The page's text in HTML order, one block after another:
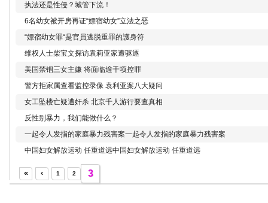
执法还是性侵？城管下流！
6名幼女被开房再证“嫖宿幼女”立法之恶
“嫖宿幼女罪“是官員逃脱重罪的護身符
维权人士柴宝文探访袁莉亚家遭驱逐
美国禁锢三女主嫌 将面临逾千项控罪
警方拒家属查看监控录像 袁利亚案八大疑问
女工坠楼亡疑遭奸杀 北京千人游行要查真相
反性别暴力，我们能做什么？
一起令人发指的家庭暴力残害案一起令人发指的家庭暴力残害案
中国妇女解放运动 任重道远中国妇女解放运动 任重道远
« ‹ 1 2 3